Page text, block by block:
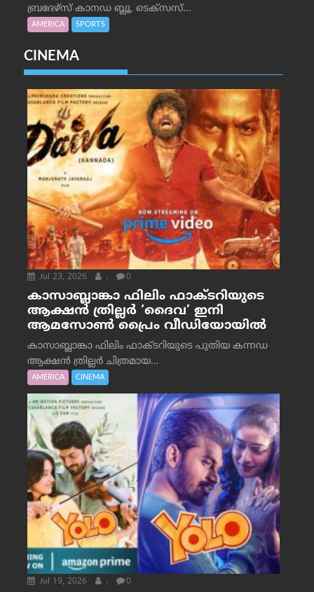
ബ്രദേഴ്‌സ് കാനഡ ബ്ലൂ, ടെക്‌സസ്...
AMERICA SPORTS
CINEMA
Jul 23, 2026 . 0
കാസാബ്ലാങ്കാ ഫിലിം ഫാക്ടറിയുടെ
ആക്ഷൻ ത്രില്ലർ ‘ദൈവ’ ഇനി
ആമസോൺ പ്രൈം വീഡിയോയിൽ
കാസാബ്ലാങ്കാ ഫിലിം ഫാക്ടറിയുടെ പുതിയ കന്നഡ
ആക്ഷൻ ത്രില്ലർ ചിത്രമായ...
AMERICA CINEMA
Jul 19, 2026 . 0